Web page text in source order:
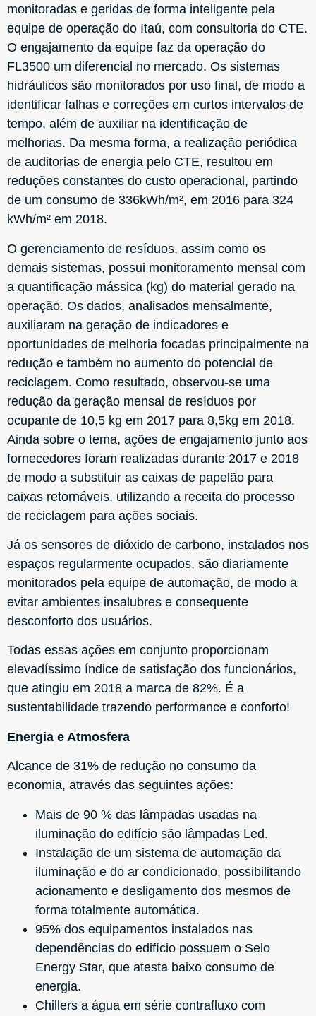
monitoradas e geridas de forma inteligente pela
equipe de operação do Itaú, com consultoria do CTE.
O engajamento da equipe faz da operação do
FL3500 um diferencial no mercado. Os sistemas
hidráulicos são monitorados por uso final, de modo a
identificar falhas e correções em curtos intervalos de
tempo, além de auxiliar na identificação de
melhorias. Da mesma forma, a realização periódica
de auditorias de energia pelo CTE, resultou em
reduções constantes do custo operacional, partindo
de um consumo de 336kWh/m², em 2016 para 324
kWh/m² em 2018.
O gerenciamento de resíduos, assim como os
demais sistemas, possui monitoramento mensal com
a quantificação mássica (kg) do material gerado na
operação. Os dados, analisados mensalmente,
auxiliaram na geração de indicadores e
oportunidades de melhoria focadas principalmente na
redução e também no aumento do potencial de
reciclagem. Como resultado, observou-se uma
redução da geração mensal de resíduos por
ocupante de 10,5 kg em 2017 para 8,5kg em 2018.
Ainda sobre o tema, ações de engajamento junto aos
fornecedores foram realizadas durante 2017 e 2018
de modo a substituir as caixas de papelão para
caixas retornáveis, utilizando a receita do processo
de reciclagem para ações sociais.
Já os sensores de dióxido de carbono, instalados nos
espaços regularmente ocupados, são diariamente
monitorados pela equipe de automação, de modo a
evitar ambientes insalubres e consequente
desconforto dos usuários.
Todas essas ações em conjunto proporcionam
elevadíssimo índice de satisfação dos funcionários,
que atingiu em 2018 a marca de 82%. É a
sustentabilidade trazendo performance e conforto!
Energia e Atmosfera
Alcance de 31% de redução no consumo da
economia, através das seguintes ações:
Mais de 90 % das lâmpadas usadas na
iluminação do edifício são lâmpadas Led.
Instalação de um sistema de automação da
iluminação e do ar condicionado, possibilitando
acionamento e desligamento dos mesmos de
forma totalmente automática.
95% dos equipamentos instalados nas
dependências do edifício possuem o Selo
Energy Star, que atesta baixo consumo de
energia.
Chillers a água em série contrafluxo com